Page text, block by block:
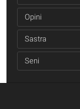
Opini
Sastra
Seni